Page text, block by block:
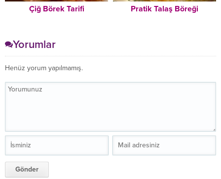
Çiğ Börek Tarifi Pratik Talaş Böreği
Yorumlar
Henüz yorum yapılmamış.